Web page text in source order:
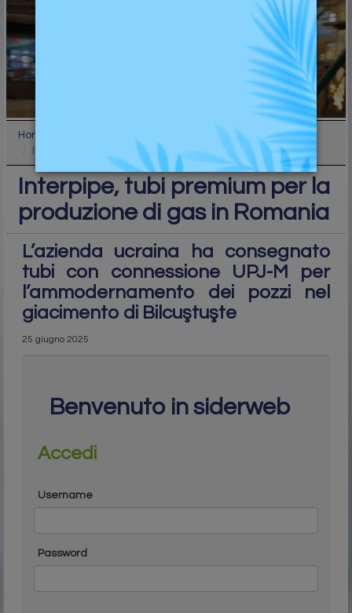
Home
Interpipe, tubi premium per la produzione di gas i...
Interpipe, tubi premium per la
produzione di gas in Romania
L’azienda ucraina ha consegnato
tubi con connessione UPJ-M per
l’ammodernamento dei pozzi nel
giacimento di Bilcuştuşte
25 giugno 2025
Benvenuto in siderweb
Accedi
Username
Password